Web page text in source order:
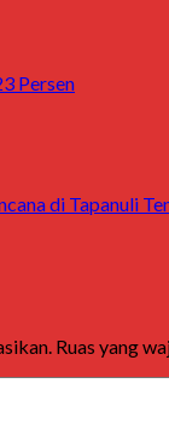
Persen
di Tapanuli
Ruas yang